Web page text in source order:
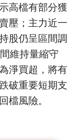
高檔有部分獲
壓；主力近一
股仍呈區間調
維持量縮守
淨買超，將有
破重要短期支
檔風險。